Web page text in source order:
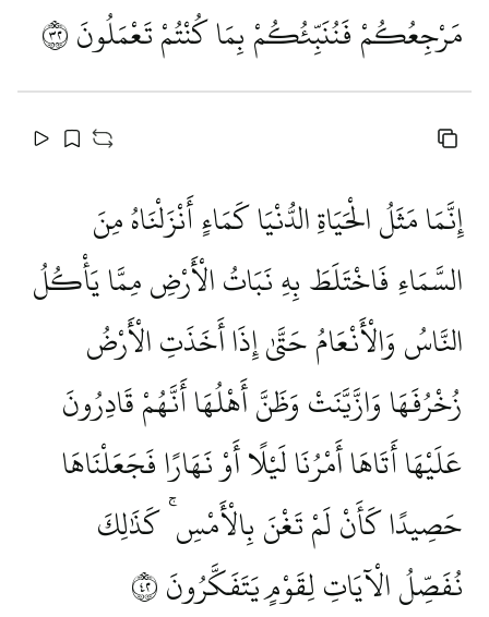
مَرْجِعُكُمْ فَنُنَبِّئُكُمْ بِمَا كُنْتُمْ تَعْمَلُونَ٢٣
إِنَّمَا مَثَلُ الْحَيَاةِ الدُّنْيَا كَمَاءٍ أَنْزَلْنَاهُ مِنَ
السَّمَاءِ فَاخْتَلَطَ بِهِ نَبَاتُ الْأَرْضِ مِمَّا يَأْكُلُ
النَّاسُ وَالْأَنْعَامُ حَتَّىٰ إِذَا أَخَذَتِ الْأَرْضُ
زُخْرُفَهَا وَازَّيَّنَتْ وَظَنَّ أَهْلُهَا أَنَّهُمْ قَادِرُونَ
عَلَيْهَا أَتَاهَا أَمْرُنَا لَيْلًا أَوْ نَهَارًا فَجَعَلْنَاهَا
حَصِيدًا كَأَنْ لَمْ تَغْنَ بِالْأَمْسِ ۚ كَذَٰلِكَ
نُفَصِّلُ الْآيَاتِ لِقَوْمٍ يَتَفَكَّرُونَ٢٤